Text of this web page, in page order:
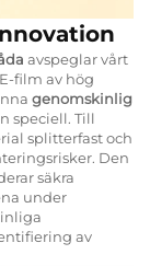
avspeglar vårt
film av hög
genomskinlig
speciell. Till
splitterfast och
Den
säkra
under
av